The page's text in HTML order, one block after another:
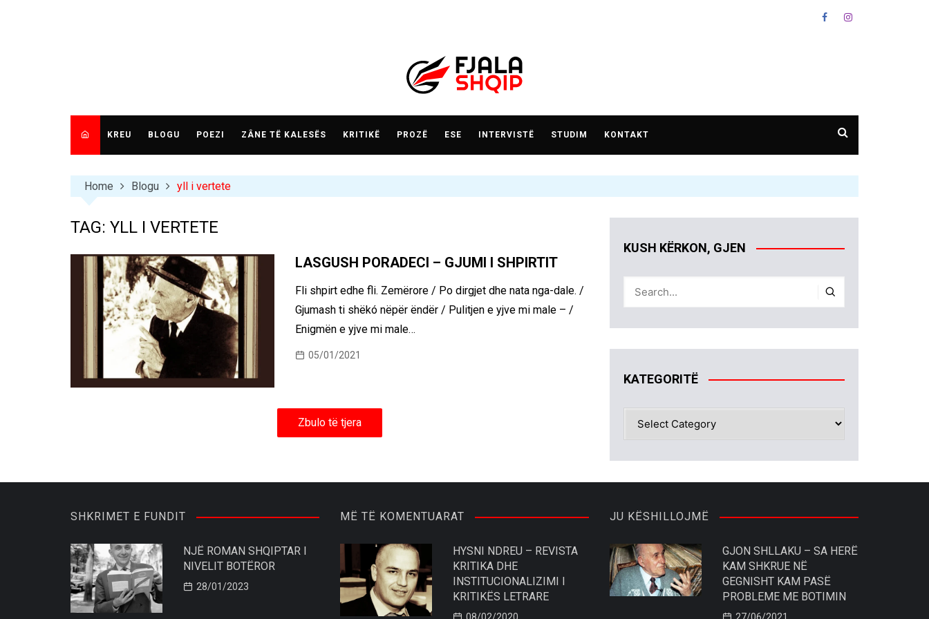
KREU BLOGU POEZI ZÂNE TË KALESËS KRITIKË PROZË ESE INTERVISTË STUDIM KONTAKT
Home Blogu yll i vertete
TAG: YLL I VERTETE
LASGUSH PORADECI – GJUMI I SHPIRTIT
Fli shpirt edhe fli. Zemërore / Po dirgjet dhe nata nga-dale. /
Gjumash ti shëkó nëpër ëndër / Pulitjen e yjve mi male – /
Enigmën e yjve mi male…
05/01/2021
Zbulo të tjera
KUSH KËRKON, GJEN
KATEGORITË
KATEGORITË
SHKRIMET E FUNDIT
NJË ROMAN SHQIPTAR I
NIVELIT BOTËROR
28/01/2023
MË TË KOMENTUARAT
HYSNI NDREU – REVISTA
KRITIKA DHE
INSTITUCIONALIZIMI I
KRITIKËS LETRARE
JU KËSHILLOJMË
GJON SHLLAKU – SA HERË
KAM SHKRUE NË
GEGNISHT KAM PASË
PROBLEME ME BOTIMIN